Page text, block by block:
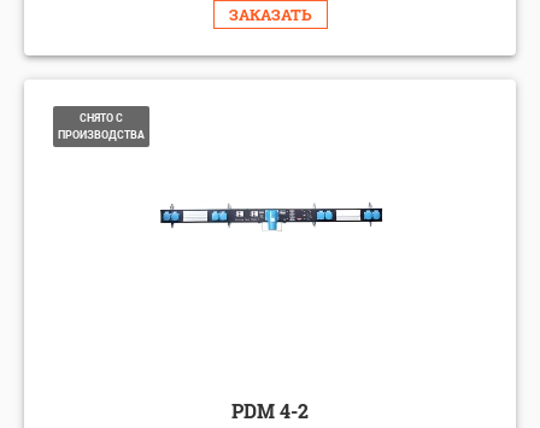
ЗАКАЗАТЬ
СНЯТО С
ПРОИЗВОДСТВА
PDM 4-2